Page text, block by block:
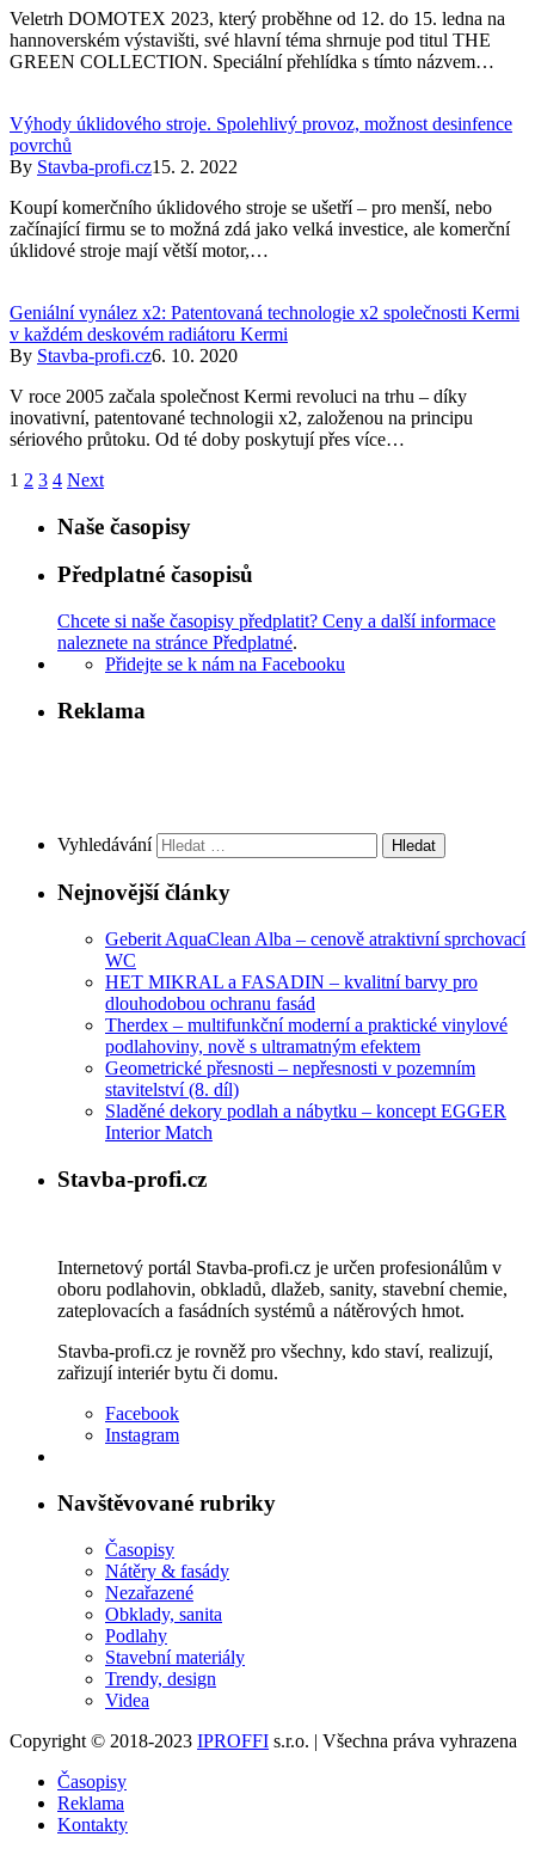
Veletrh DOMOTEX 2023, který proběhne od 12. do 15. ledna na
hannoverském výstavišti, své hlavní téma shrnuje pod titul THE
GREEN COLLECTION. Speciální přehlídka s tímto názvem…
Výhody úklidového stroje. Spolehlivý provoz, možnost desinfence
povrchů
By Stavba-profi.cz15. 2. 2022
Koupí komerčního úklidového stroje se ušetří – pro menší, nebo
začínající firmu se to možná zdá jako velká investice, ale komerční
úklidové stroje mají větší motor,…
Geniální vynález x2: Patentovaná technologie x2 společnosti Kermi
v každém deskovém radiátoru Kermi
By Stavba-profi.cz6. 10. 2020
V roce 2005 začala společnost Kermi revoluci na trhu – díky
inovativní, patentované technologii x2, založenou na principu
sériového průtoku. Od té doby poskytují přes více…
1 2 3 4 Next
Naše časopisy
Předplatné časopisů
Chcete si naše časopisy předplatit? Ceny a další informace
naleznete na stránce Předplatné.
Přidejte se k nám na Facebooku
Reklama
Vyhledávání
Nejnovější články
Geberit AquaClean Alba – cenově atraktivní sprchovací
WC
HET MIKRAL a FASADIN – kvalitní barvy pro
dlouhodobou ochranu fasád
Therdex – multifunkční moderní a praktické vinylové
podlahoviny, nově s ultramatným efektem
Geometrické přesnosti – nepřesnosti v pozemním
stavitelství (8. díl)
Sladěné dekory podlah a nábytku – koncept EGGER
Interior Match
Stavba-profi.cz
Internetový portál Stavba-profi.cz je určen profesionálům v
oboru podlahovin, obkladů, dlažeb, sanity, stavební chemie,
zateplovacích a fasádních systémů a nátěrových hmot.
Stavba-profi.cz je rovněž pro všechny, kdo staví, realizují,
zařizují interiér bytu či domu.
Facebook
Instagram
Navštěvované rubriky
Časopisy
Nátěry & fasády
Nezařazené
Obklady, sanita
Podlahy
Stavební materiály
Trendy, design
Videa
Copyright © 2018-2023 IPROFFI s.r.o. | Všechna práva vyhrazena
Časopisy
Reklama
Kontakty